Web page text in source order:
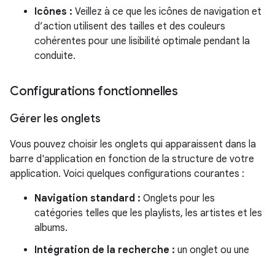
Icônes : Veillez à ce que les icônes de navigation et
d’action utilisent des tailles et des couleurs
cohérentes pour une lisibilité optimale pendant la
conduite.
Configurations fonctionnelles
Gérer les onglets
Vous pouvez choisir les onglets qui apparaissent dans la
barre d'application en fonction de la structure de votre
application. Voici quelques configurations courantes :
Navigation standard : Onglets pour les
catégories telles que les playlists, les artistes et les
albums.
Intégration de la recherche : un onglet ou une